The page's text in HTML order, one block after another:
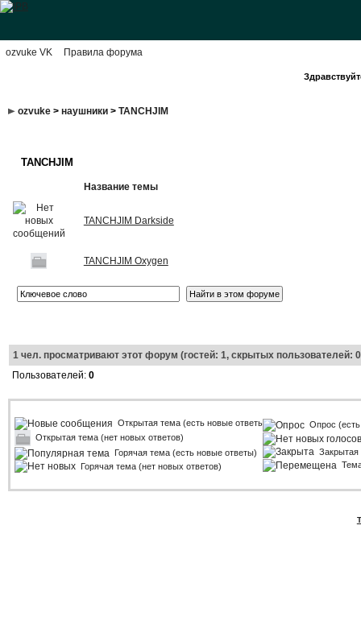
ozvuke VK Правила форума
ozvuke> наушники> TANCHJIM
TANCHJIM
Название темы
TANCHJIM Darkside
TANCHJIM Oxygen
1чел. просматривают этот форум (гостей: 1, скрытых пользователей:
Пользователей: 0
Открытая тема (есть новые ответы)
Открытая тема (нет новых ответов)
Горячая тема (есть новые ответы)
Горячая тема (нет новых ответов)
Опрос
Закрытая